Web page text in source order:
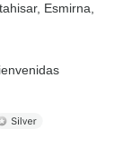
, Esmirna